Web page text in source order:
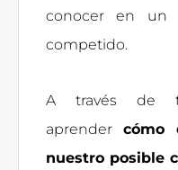
conocer en un
competido.
A través de
aprender cómo
nuestro posible